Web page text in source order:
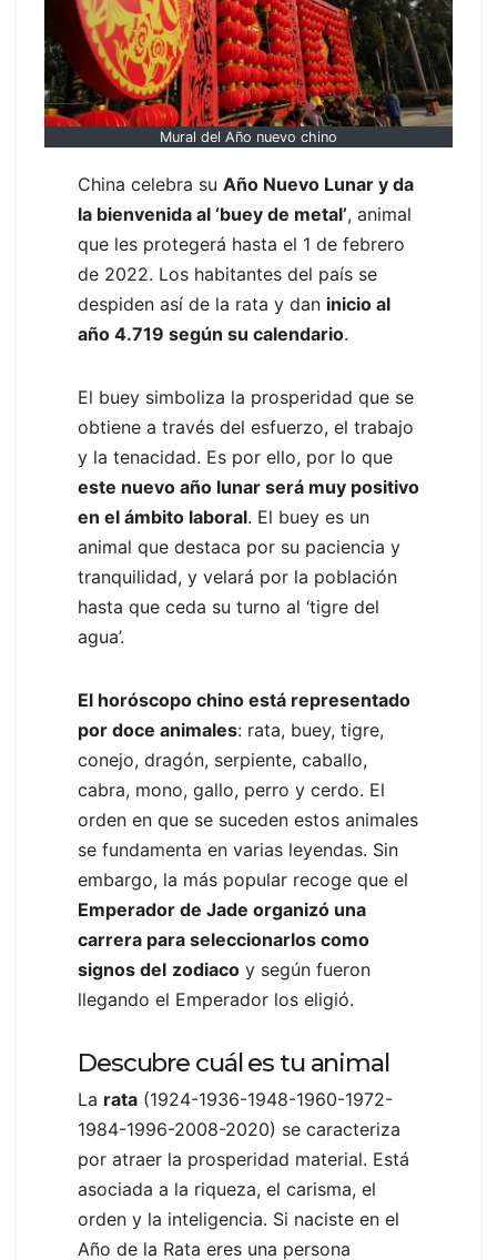
Mural del Año nuevo chino
China celebra su Año Nuevo Lunar y da
la bienvenida al ‘buey de metal’, animal
que les protegerá hasta el 1 de febrero
de 2022. Los habitantes del país se
despiden así de la rata y dan inicio al
año 4.719 según su calendario.
El buey simboliza la prosperidad que se
obtiene a través del esfuerzo, el trabajo
y la tenacidad. Es por ello, por lo que
este nuevo año lunar será muy positivo
en el ámbito laboral. El buey es un
animal que destaca por su paciencia y
tranquilidad, y velará por la población
hasta que ceda su turno al ‘tigre del
agua’.
El horóscopo chino está representado
por doce animales: rata, buey, tigre,
conejo, dragón, serpiente, caballo,
cabra, mono, gallo, perro y cerdo. El
orden en que se suceden estos animales
se fundamenta en varias leyendas. Sin
embargo, la más popular recoge que el
Emperador de Jade organizó una
carrera para seleccionarlos como
signos del zodiaco y según fueron
llegando el Emperador los eligió.
Descubre cuál es tu animal
La rata (1924-1936-1948-1960-1972-
1984-1996-2008-2020) se caracteriza
por atraer la prosperidad material. Está
asociada a la riqueza, el carisma, el
orden y la inteligencia. Si naciste en el
Año de la Rata eres una persona